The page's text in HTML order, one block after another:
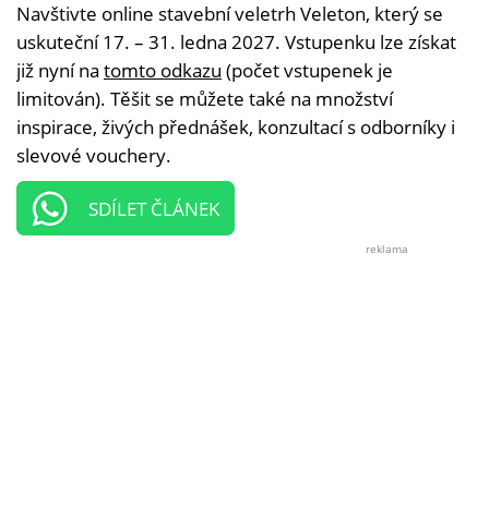
Navštivte online stavební veletrh Veleton, který se
uskuteční 17. – 31. ledna 2027. Vstupenku lze získat
již nyní na tomto odkazu (počet vstupenek je
limitován). Těšit se můžete také na množství
inspirace, živých přednášek, konzultací s odborníky i
slevové vouchery.
SDÍLET ČLÁNEK
reklama